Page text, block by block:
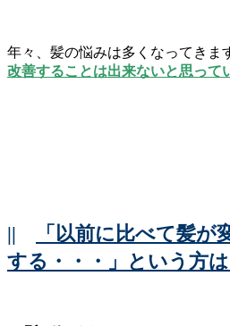
年々、髪の悩みは多くなってきま
改善することは出来ないと思って
||
「以前に比べて髪
する・・・」という方